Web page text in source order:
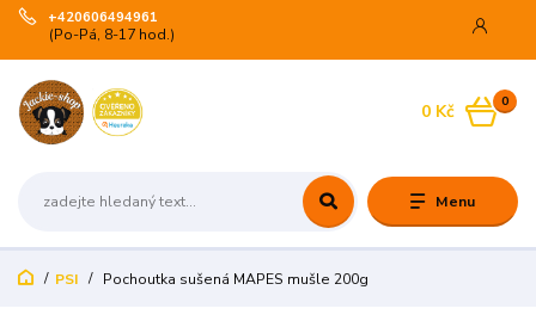
Menu
+420606494961
(Po-Pá, 8-17 hod.)
0
0 Kč
PSI Pochoutka sušená MAPES mušle 200g